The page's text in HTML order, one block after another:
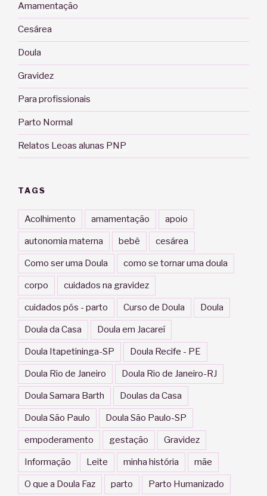
Amamentação
Cesárea
Doula
Gravidez
Para profissionais
Parto Normal
Relatos Leoas alunas PNP
TAGS
Acolhimento amamentação apoio
autonomia materna bebê cesárea
Como ser uma Doula como se tornar uma doula
corpo cuidados na gravidez
cuidados pós - parto Curso de Doula Doula
Doula da Casa Doula em Jacareí
Doula Itapetininga-SP Doula Recife - PE
Doula Rio de Janeiro Doula Rio de Janeiro-RJ
Doula Samara Barth Doulas da Casa
Doula São Paulo Doula São Paulo-SP
empoderamento gestação Gravidez
Informação Leite minha história mãe
O que a Doula Faz parto Parto Humanizado